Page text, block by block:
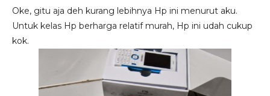
Oke, gitu aja deh kurang lebihnya Hp ini menurut aku.
Untuk kelas Hp berharga relatif murah, Hp ini udah cukup
kok.